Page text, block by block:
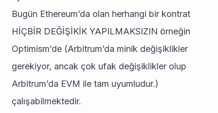
Bugün Ethereum’da olan herhangi bir kontrat
HİÇBİR DEĞİŞİKİK YAPILMAKSIZIN örneğin
Optimism’de (Arbitrum’da minik değişiklikler
gerekiyor, ancak çok ufak değişiklikler olup
Arbitrum’da EVM ile tam uyumludur.)
çalışabilmektedir.